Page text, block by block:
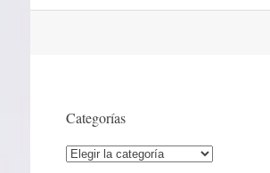
Categorías
Categorías